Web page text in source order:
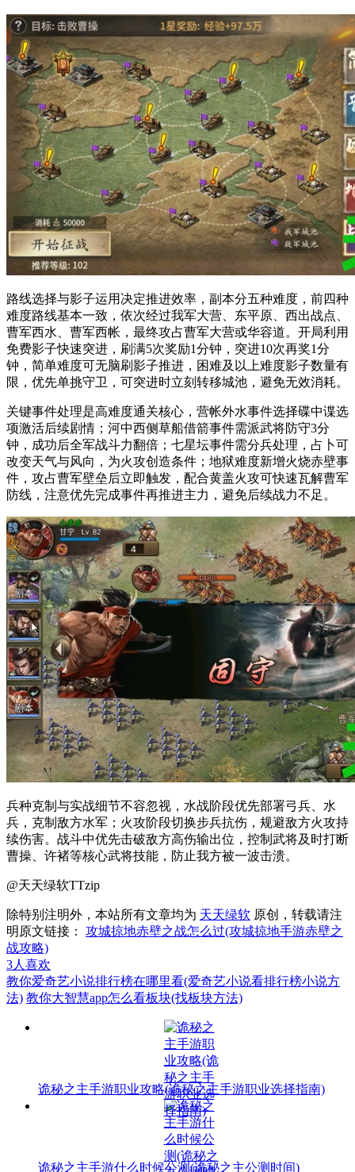
路线选择与影子运用决定推进效率，副本分五种难度，前四种
难度路线基本一致，依次经过我军大营、东平原、西出战点、
曹军西水、曹军西帐，最终攻占曹军大营或华容道。开局利用
免费影子快速突进，刷满5次奖励1分钟，突进10次再奖1分
钟，简单难度可无脑刷影子推进，困难及以上难度影子数量有
限，优先单挑守卫，可突进时立刻转移城池，避免无效消耗。
关键事件处理是高难度通关核心，营帐外水事件选择碟中谍选
项激活后续剧情；河中西侧草船借箭事件需派武将防守3分
钟，成功后全军战斗力翻倍；七星坛事件需分兵处理，占卜可
改变天气与风向，为火攻创造条件；地狱难度新增火烧赤壁事
件，攻占曹军壁垒后立即触发，配合黄盖火攻可快速瓦解曹军
防线，注意优先完成事件再推进主力，避免后续战力不足。
兵种克制与实战细节不容忽视，水战阶段优先部署弓兵、水
兵，克制敌方水军；火攻阶段切换步兵抗伤，规避敌方火攻持
续伤害。战斗中优先击破敌方高伤输出位，控制武将及时打断
曹操、许褚等核心武将技能，防止我方被一波击溃。
@天天绿软TTzip
除特别注明外，本站所有文章均为 天天绿软 原创，转载请注
明原文链接： 攻城掠地赤壁之战怎么过(攻城掠地手游赤壁之
战攻略)
3人喜欢
教你爱奇艺小说排行榜在哪里看(爱奇艺小说看排行榜小说方
法) 教你大智慧app怎么看板块(找板块方法)
诡秘之主手游职业攻略(诡秘之主手游职业选择指南)
诡秘之主手游什么时候公测(诡秘之主公测时间)